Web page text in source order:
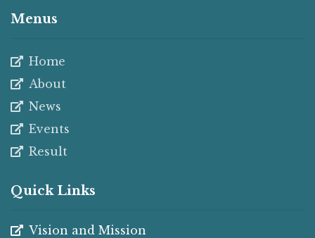
Menus
Home
About
News
Events
Result
Quick Links
Vision and Mission